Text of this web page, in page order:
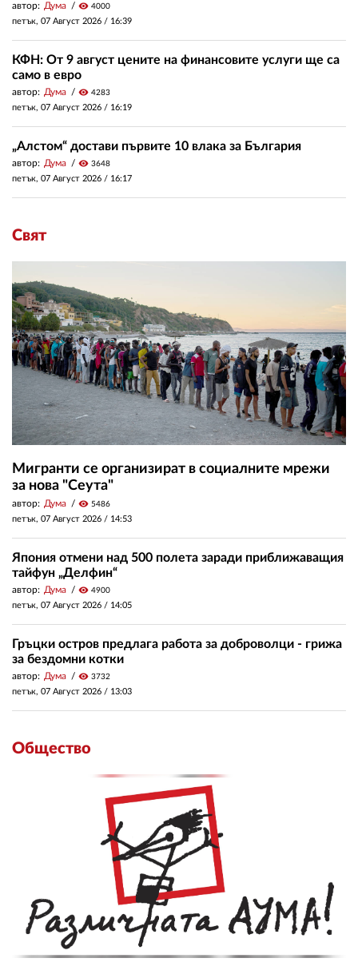
автор: Дума visibility 4000
петък, 07 Август 2026 / 16:39
КФН: От 9 август цените на финансовите услуги ще са
само в евро
автор: Дума visibility 4283
петък, 07 Август 2026 / 16:19
„Алстом“ достави първите 10 влака за България
автор: Дума visibility 3648
петък, 07 Август 2026 / 16:17
Свят
Мигранти се организират в социалните мрежи
за нова "Сеута"
автор: Дума visibility 5486
петък, 07 Август 2026 / 14:53
Япония отмени над 500 полета заради приближаващия
тайфун „Делфин“
автор: Дума visibility 4900
петък, 07 Август 2026 / 14:05
Гръцки остров предлага работа за доброволци - грижа
за бездомни котки
автор: Дума visibility 3732
петък, 07 Август 2026 / 13:03
Общество